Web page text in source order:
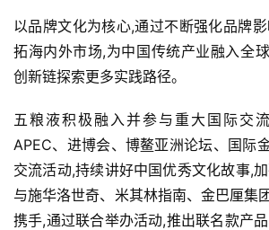
深
度
人
物
酒
观
登录 注册
以品牌文化为核心,通过不断强化品牌
拓海内外市场,为中国传统产业融入全
创新链探索更多实践路径。
五粮液积极融入并参与重大国际交
APEC、进博会、博鳌亚洲论坛、国际
交流活动,持续讲好中国优秀文化故事,
与施华洛世奇、米其林指南、金巴厘集
携手,通过联合举办活动,推出联名款产